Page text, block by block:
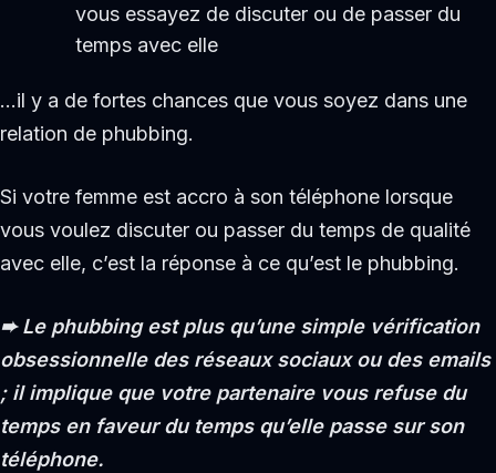
vous essayez de discuter ou de passer du
temps avec elle
…il y a de fortes chances que vous soyez dans une
relation de phubbing.
Si votre femme est accro à son téléphone lorsque
vous voulez discuter ou passer du temps de qualité
avec elle, c’est la réponse à ce qu’est le phubbing.
➨Le phubbing est plus qu’une simple vérification
obsessionnelle des réseaux sociaux ou des emails
; il implique que votre partenaire vous refuse du
temps en faveur du temps qu’elle passe sur son
téléphone.